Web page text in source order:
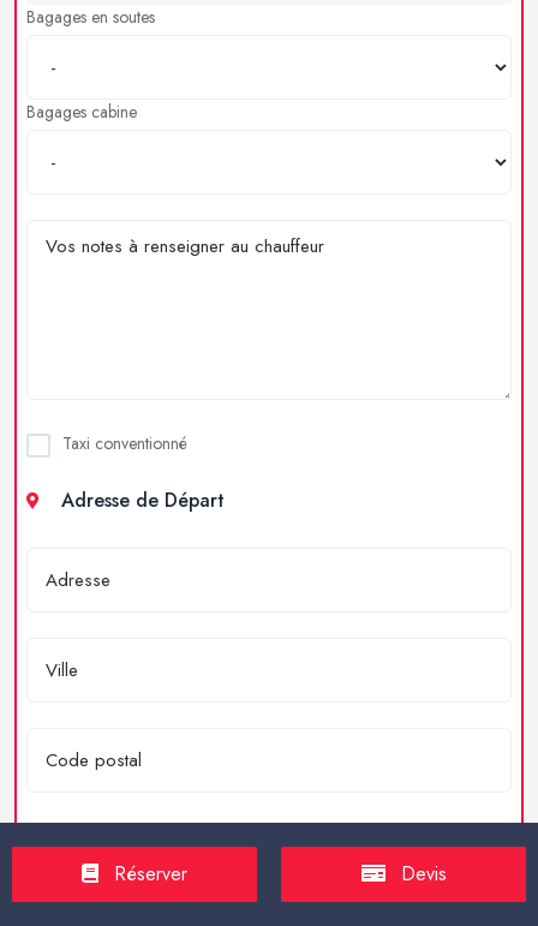
Bagages en soutes
Bagages cabine
Taxi conventionné
Adresse de Départ
Adresse d'Arrivée
Réserver Devis